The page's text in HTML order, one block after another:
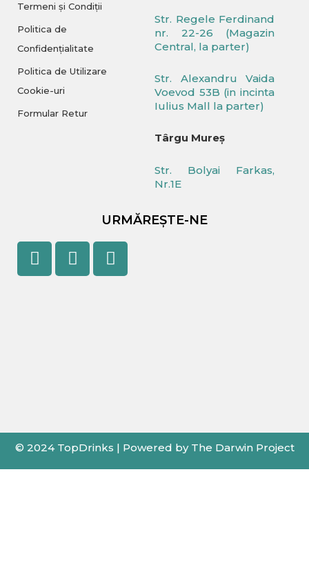
Termeni și Condiții
Politica de
Confidențialitate
Politica de Utilizare
Cookie-uri
Formular Retur
Str. Regele Ferdinand
nr. 22-26 (Magazin
Central, la parter)
Str. Alexandru Vaida
Voevod 53B (in incinta
Iulius Mall la parter)
Târgu Mureș
Str. Bolyai Farkas,
Nr.1E
URMĂREȘTE-NE
Facebook
YoutubeInstagram
© 2024 TopDrinks | Powered by The Darwin Project